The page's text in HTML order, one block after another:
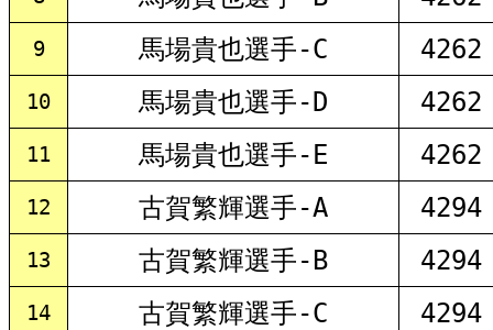
9 馬場貴也選手-C 4262
10 馬場貴也選手-D 4262
11 馬場貴也選手-E 4262
12 古賀繁輝選手-A 4294
13 古賀繁輝選手-B 4294
14 古賀繁輝選手-C 4294